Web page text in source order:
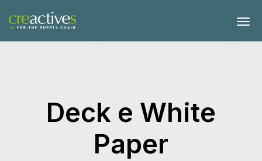
Deck e White
Paper